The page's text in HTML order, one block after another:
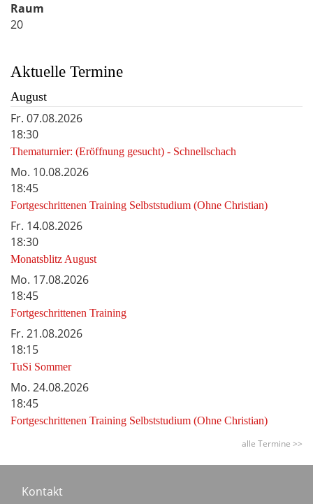
Raum
20
Aktuelle Termine
August
Fr. 07.08.2026
18:30
Thematurnier: (Eröffnung gesucht) - Schnellschach
Mo. 10.08.2026
18:45
Fortgeschrittenen Training Selbststudium (Ohne Christian)
Fr. 14.08.2026
18:30
Monatsblitz August
Mo. 17.08.2026
18:45
Fortgeschrittenen Training
Fr. 21.08.2026
18:15
TuSi Sommer
Mo. 24.08.2026
18:45
Fortgeschrittenen Training Selbststudium (Ohne Christian)
alle Termine >>
Footer
Kontakt